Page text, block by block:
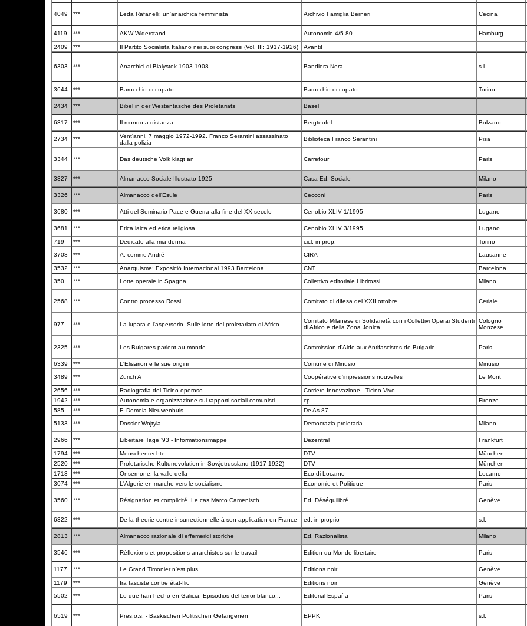
4049 *** Leda Rafanelli: un'anarchica femminista Archivio Famiglia Berneri Cecina
4119
*** AKW-Widerstand Autonomie 4/5 80 Hamburg
2409 *** Il Partito Socialista Italiano nei suoi congressi (Vol. III: 1917-1926) Avanti!
6303 *** Anarchici di Bialystok 1903-1908 Bandiera Nera s.l.
3644
*** Barocchio occupato Barocchio occupato Torino
2434 *** Bibel in der Westentasche des Proletariats Basel
6317 *** Il mondo a distanza Bergteufel Bolzano
2734 ***
Vent'anni. 7 maggio 1972-1992. Franco Serantini assassinato
dalla polizia
Biblioteca Franco Serantini Pisa
3344 *** Das deutsche Volk klagt an Carrefour Paris
3327
*** Almanacco Sociale Illustrato 1925 Casa Ed. Sociale Milano
3326 *** Almanacco dell'Esule Cecconi Paris
3680
*** Atti del Seminario Pace e Guerra alla fine del XX secolo Cenobio XLIV 1/1995 Lugano
3681 *** Etica laica ed etica religiosa Cenobio XLIV 3/1995 Lugano
719 *** Dedicato alla mia donna cicl. in prop. Torino
3708
*** A, comme André CIRA Lausanne
3532 *** Anarquisme: Exposiciò Internacional 1993 Barcelona CNT Barcelona
350
*** Lotte operaie in Spagna Collettivo editoriale Librirossi Milano
2568 *** Contro processo Rossi Comitato di difesa del XXII ottobre Ceriale
977 *** La lupara e l'aspersorio. Sulle lotte del proletariato di Africo
Comitato Milanese di Solidarietà con i Collettivi Operai Studenti
di Africo e della Zona Jonica
Cologno
Monzese
2325 *** Les Bulgares parlent au monde Commission d'Aide aux Antifascistes de Bulgarie Paris
6339
*** L'Elisarion e le sue origini Comune di Minusio Minusio
3489
*** Zürich A Coopérative d'impressions nouvelles Le Mont
2656 *** Radiografia del Ticino operoso Corriere Innovazione - Ticino Vivo
1942
*** Autonomia e organizzazione sui rapporti sociali comunisti cp Firenze
585
*** F. Domela Nieuwenhuis De As 87
5133
*** Dossier Wojtyla Democrazia proletaria Milano
2966
*** Libertäre Tage '93 - Informationsmappe Dezentral Frankfurt
1794 *** Menschenrechte DTV München
2520
*** Proletarische Kulturrevolution in Sowjetrussland (1917-1922) DTV München
1713
*** Onsernone, la valle della Eco di Locarno Locarno
3074
*** L'Algerie en marche vers le socialisme Economie et Politique Paris
3560 *** Résignation et complicité. Le cas Marco Camenisch Ed. Déséquilibré Genève
6322
*** De la theorie contre-insurrectionnelle à son application en France ed. in proprio s.l.
2813
*** Almanacco razionale di effemeridi storiche Ed. Razionalista Milano
3546 *** Réflexions et propositions anarchistes sur le travail Edition du Monde libertaire Paris
1177 *** Le Grand Timonier n'est plus Editions noir Genève
1179
*** Ira fasciste contre état-flic Editions noir Genève
5502
*** Lo que han hecho en Galicia. Episodios del terror blanco... Editorial España Paris
6519 *** Pres.o.s. - Baskischen Politischen Gefangenen EPPK s.l.